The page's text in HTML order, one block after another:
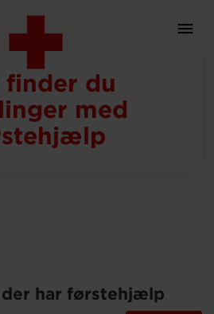
finder du
med
har førstehjælp